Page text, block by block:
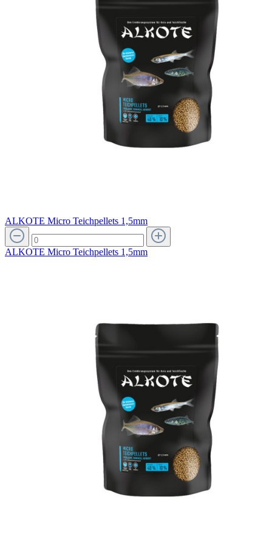
ALKOTE Micro Teichpellets 1,5mm
ALKOTE Micro Teichpellets 1,5mm